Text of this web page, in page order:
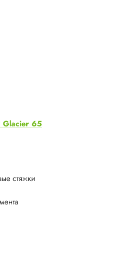
Glacier 65
стяжки
системы